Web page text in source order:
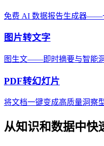
免费 AI 数据报告生成器——
图片转文字
图生文——即时摘要与智能
PDF转幻灯片
将文档一键变成高质量洞察
从知识和数据中快